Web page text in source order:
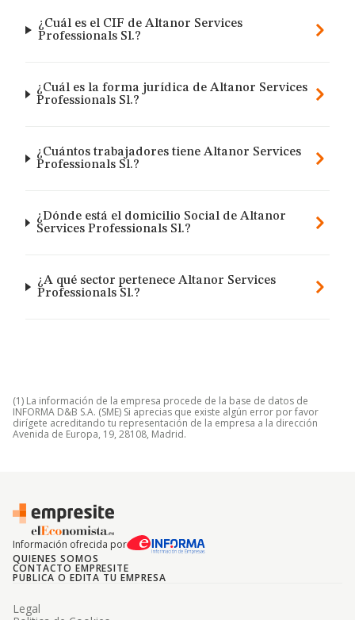
¿Cuál es el CIF de Altanor Services
Professionals Sl.?
¿Cuál es la forma jurídica de Altanor Services
Professionals Sl.?
¿Cuántos trabajadores tiene Altanor Services
Professionals Sl.?
¿Dónde está el domicilio Social de Altanor
Services Professionals Sl.?
¿A qué sector pertenece Altanor Services
Professionals Sl.?
(1) La información de la empresa procede de la base de datos de
INFORMA D&B S.A. (SME) Si aprecias que existe algún error por favor
dirígete acreditando tu representación de la empresa a la dirección
Avenida de Europa, 19, 28108, Madrid.
Información ofrecida por
QUIENES SOMOS
CONTACTO EMPRESITE
PUBLICA O EDITA TU EMPRESA
Legal